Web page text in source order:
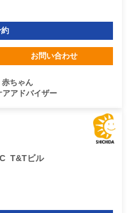
お問い合わせ
赤ちゃん
アアドバイザー
T&Tビル